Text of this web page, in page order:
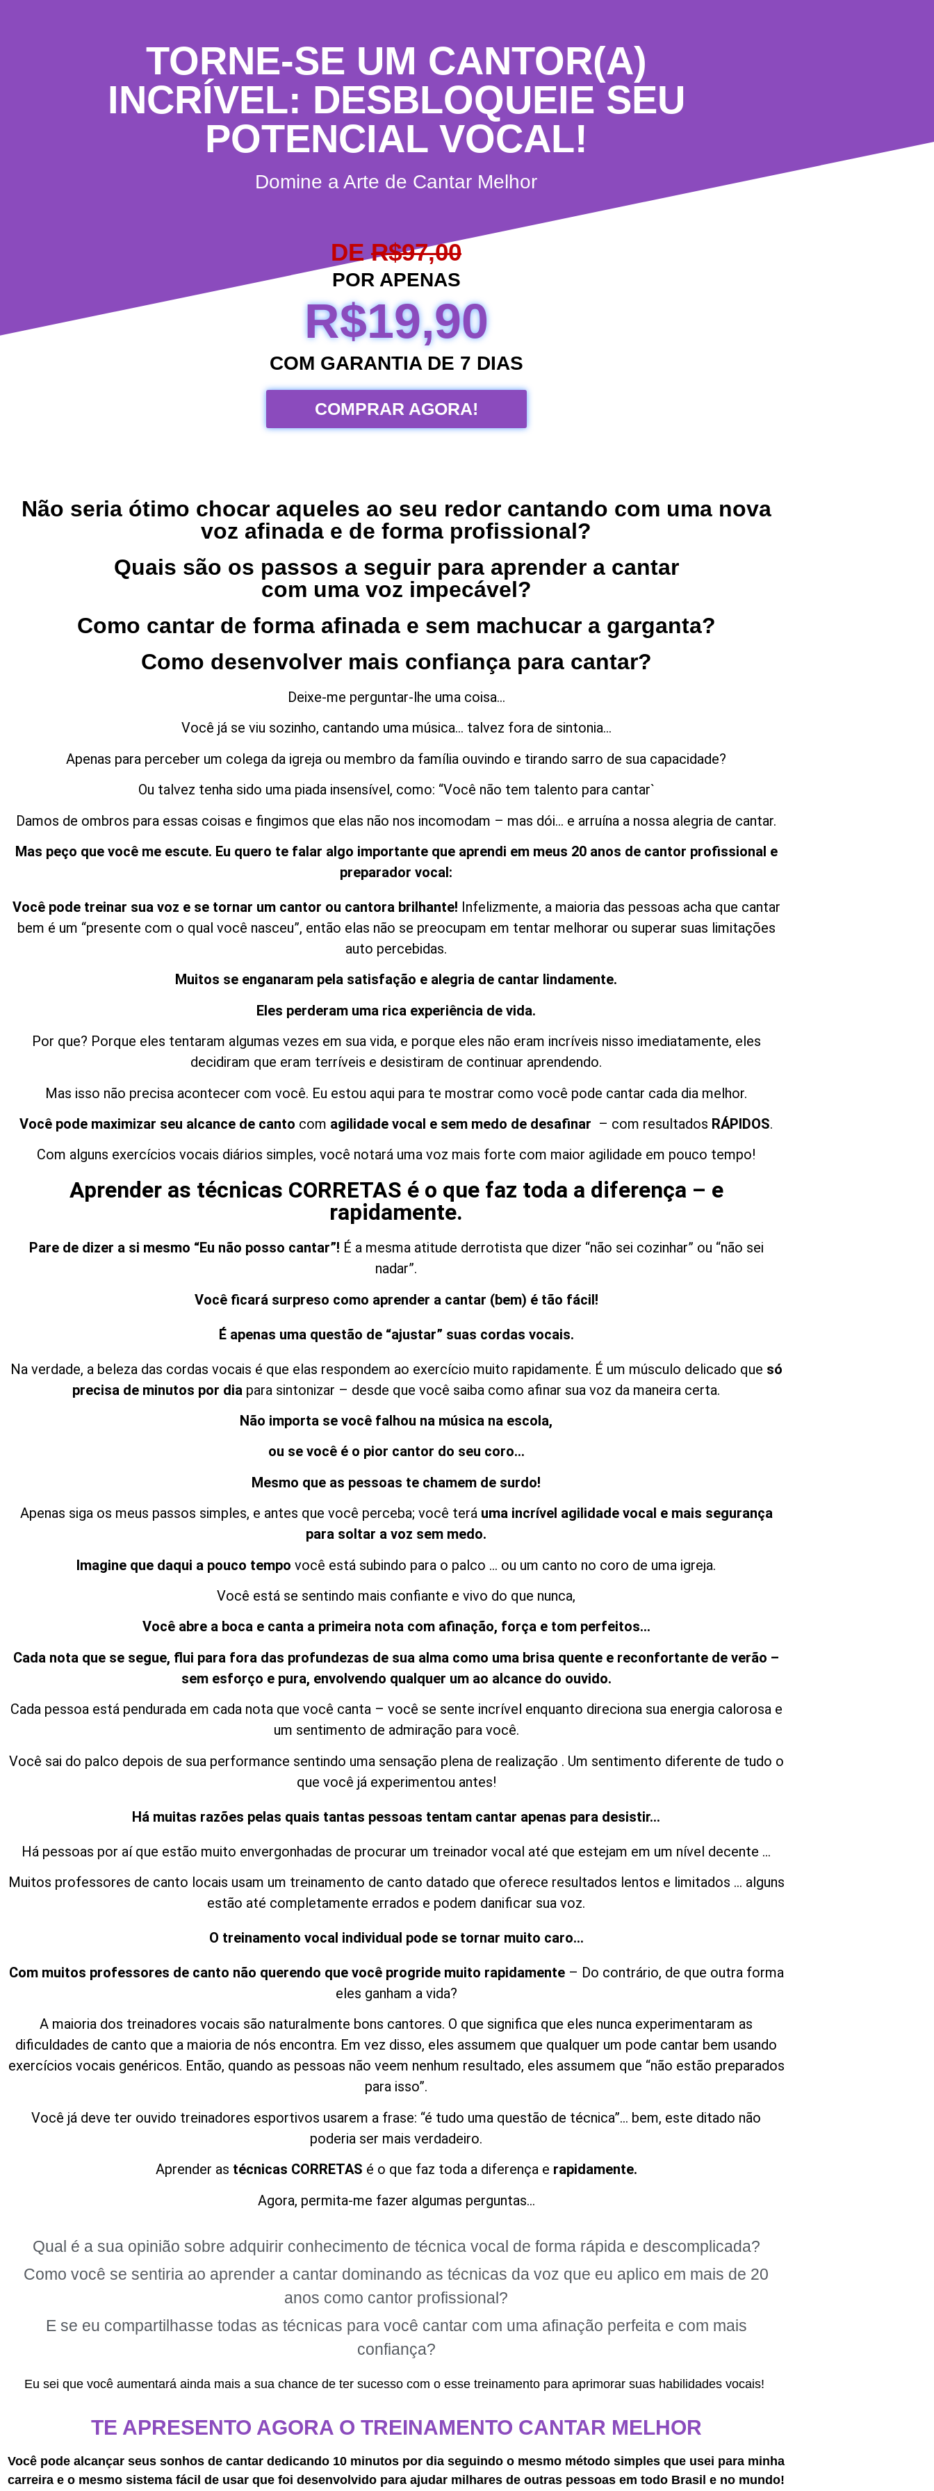
TORNE-SE UM CANTOR(A)
INCRÍVEL: DESBLOQUEIE SEU
POTENCIAL VOCAL!
Domine a Arte de Cantar Melhor
DER$97,00
POR APENAS
R$19,90
COM GARANTIA DE 7 DIAS
COMPRAR AGORA!
Não seria ótimo chocar aqueles ao seu redor cantando com uma nova
voz afinada e de forma profissional?
Quais são os passos a seguir para aprender a cantar
com uma voz impecável?
Como cantar de forma afinada e sem machucar a garganta?
Como desenvolver mais confiança para cantar?
Deixe-me perguntar-lhe uma coisa…
Você já se viu sozinho, cantando uma música… talvez fora de sintonia…
Apenas para perceber um colega da igreja ou membro da família ouvindo e tirando sarro de sua capacidade?
Ou talvez tenha sido uma piada insensível, como: “Você não tem talento para cantar`
Damos de ombros para essas coisas e fingimos que elas não nos incomodam – mas dói… e arruína a nossa alegria de cantar.
Mas peço que você me escute. Eu quero te falar algo importante que aprendi em meus 20 anos de cantor profissional e
preparador vocal:
Você pode treinar sua voz e se tornar um cantor ou cantora brilhante! Infelizmente, a maioria das pessoas acha que cantar
bem é um “presente com o qual você nasceu”, então elas não se preocupam em tentar melhorar ou superar suas limitações
auto percebidas.
Muitos se enganaram pela satisfação e alegria de cantar lindamente.
Eles perderam uma rica experiência de vida.
Por que? Porque eles tentaram algumas vezes em sua vida, e porque eles não eram incríveis nisso imediatamente, eles
decidiram que eram terríveis e desistiram de continuar aprendendo.
Mas isso não precisa acontecer com você. Eu estou aqui para te mostrar como você pode cantar cada dia melhor.
Você pode maximizar seu alcance de canto com agilidade vocal e sem medo de desafinar – com resultados RÁPIDOS.
Com alguns exercícios vocais diários simples, você notará uma voz mais forte com maior agilidade em pouco tempo!
Aprender as técnicas CORRETAS é o que faz toda a diferença – e
rapidamente.
Pare de dizer a si mesmo “Eu não posso cantar”! É a mesma atitude derrotista que dizer “não sei cozinhar” ou “não sei
nadar”.
Você ficará surpreso como aprender a cantar (bem) é tão fácil!
É apenas uma questão de “ajustar” suas cordas vocais.
Na verdade, a beleza das cordas vocais é que elas respondem ao exercício muito rapidamente. É um músculo delicado que só
precisa de minutos por dia para sintonizar – desde que você saiba como afinar sua voz da maneira certa.
Não importa se você falhou na música na escola,
ou se você é o pior cantor do seu coro…
Mesmo que as pessoas te chamem de surdo!
Apenas siga os meus passos simples, e antes que você perceba; você terá uma incrível agilidade vocal e mais segurança
para soltar a voz sem medo.
Imagine que daqui a pouco tempo você está subindo para o palco … ou um canto no coro de uma igreja.
Você está se sentindo mais confiante e vivo do que nunca,
Você abre a boca e canta a primeira nota com afinação, força e tom perfeitos…
Cada nota que se segue, flui para fora das profundezas de sua alma como uma brisa quente e reconfortante de verão –
sem esforço e pura, envolvendo qualquer um ao alcance do ouvido.
Cada pessoa está pendurada em cada nota que você canta – você se sente incrível enquanto direciona sua energia calorosa e
um sentimento de admiração para você.
Você sai do palco depois de sua performance sentindo uma sensação plena de realização . Um sentimento diferente de tudo o
que você já experimentou antes!
Há muitas razões pelas quais tantas pessoas tentam cantar apenas para desistir…
Há pessoas por aí que estão muito envergonhadas de procurar um treinador vocal até que estejam em um nível decente …
Muitos professores de canto locais usam um treinamento de canto datado que oferece resultados lentos e limitados … alguns
estão até completamente errados e podem danificar sua voz.
O treinamento vocal individual pode se tornar muito caro…
Com muitos professores de canto não querendo que você progride muito rapidamente– Do contrário, de que outra forma
eles ganham a vida?
A maioria dos treinadores vocais são naturalmente bons cantores. O que significa que eles nunca experimentaram as
dificuldades de canto que a maioria de nós encontra. Em vez disso, eles assumem que qualquer um pode cantar bem usando
exercícios vocais genéricos. Então, quando as pessoas não veem nenhum resultado, eles assumem que “não estão preparados
para isso”.
Você já deve ter ouvido treinadores esportivos usarem a frase: “é tudo uma questão de técnica”… bem, este ditado não
poderia ser mais verdadeiro.
Aprender as técnicas CORRETAS é o que faz toda a diferença e rapidamente.
Agora, permita-me fazer algumas perguntas…
Qual é a sua opinião sobre adquirir conhecimento de técnica vocal de forma rápida e descomplicada?
Como você se sentiria ao aprender a cantar dominando as técnicas da voz que eu aplico em mais de 20
anos como cantor profissional?
E se eu compartilhasse todas as técnicas para você cantar com uma afinação perfeita e com mais
confiança?
Eu sei que você aumentará ainda mais a sua chance de ter sucesso com o esse treinamento para aprimorar suas habilidades vocais!
TE APRESENTO AGORA O TREINAMENTO CANTAR MELHOR
Você pode alcançar seus sonhos de cantar dedicando 10 minutos por dia seguindo o mesmo método simples que usei para minha
carreira e o mesmo sistema fácil de usar que foi desenvolvido para ajudar milhares de outras pessoas em todo Brasil e no mundo!